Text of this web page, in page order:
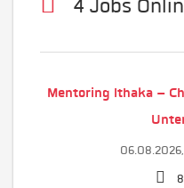
4 Jobs
Mentoring Ithaka –
06.08.2026,